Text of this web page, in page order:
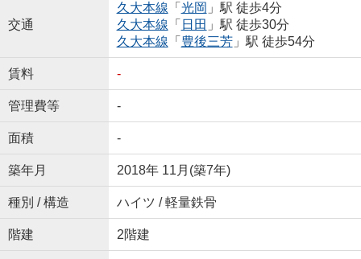
交通
久大本線 「 光岡 」駅 徒歩4分
久大本線 「 日田 」駅 徒歩30分
久大本線 「 豊後三芳」駅 徒歩54分
賃料 -
管理費等 -
面積 -
築年月 2018年 11月(築7年)
種別 / 構造 ハイツ / 軽量鉄骨
階建 2階建